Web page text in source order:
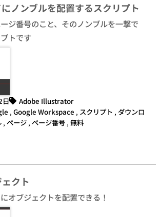
ノンブルを配置するスクリプト
ジ番号のこと、そのノンブルを一撃で
トです
Adobe Illustrator
, Google Workspace , スクリプト , ダウンロ
, ページ , ページ番号 , 無料
クト
オブジェクトを配置できる！